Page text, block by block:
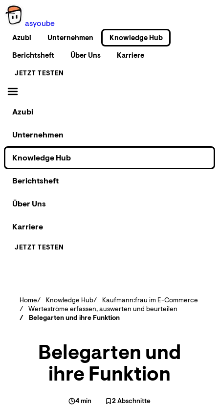
asyoube
Azubi Unternehmen
Knowledge Hub
Berichtsheft
Über Uns Karriere
JETZT TESTEN
Azubi
Unternehmen
Knowledge Hub
Berichtsheft
Über Uns
Karriere
JETZT TESTEN
Home Knowledge Hub
Kaufmann:frau im E-Commerce
Werteströme erfassen, auswerten und beurteilen
Belegarten und ihre Funktion
Belegarten und
ihre Funktion
4min 2Abschnitte